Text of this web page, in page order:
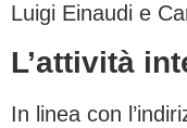
Luigi Einaudi e
L’attività
In linea con